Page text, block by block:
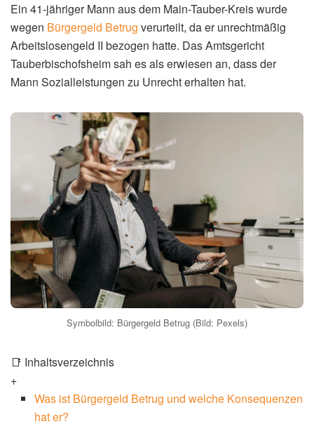
Ein 41-jähriger Mann aus dem Main-Tauber-Kreis wurde
wegen Bürgergeld Betrug verurteilt, da er unrechtmäßig
Arbeitslosengeld II bezogen hatte. Das Amtsgericht
Tauberbischofsheim sah es als erwiesen an, dass der
Mann Sozialleistungen zu Unrecht erhalten hat.
Symbolbild: Bürgergeld Betrug (Bild: Pexels)
📑 Inhaltsverzeichnis
+
Was ist Bürgergeld Betrug und welche Konsequenzen
hat er?